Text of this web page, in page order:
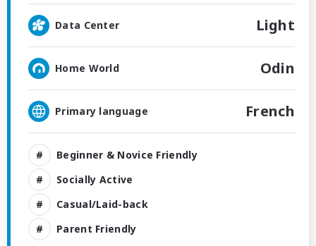
Data Center Light
Home World Odin
Primary language French
Beginner & Novice Friendly
Socially Active
Casual/Laid-back
Parent Friendly